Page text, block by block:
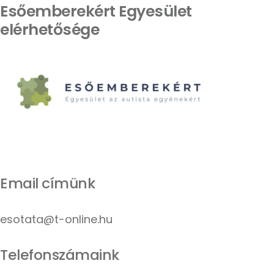
Esőemberekért Egyesület
elérhetősége
Email címünk
esotata@t-online.hu
Telefonszámaink